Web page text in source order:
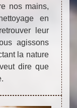
nos mains,
en
leur
agissons
la nature
dire que